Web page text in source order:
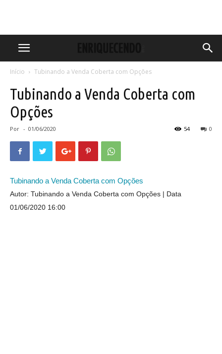
Início Tubinando a Venda Coberta com Opções
Tubinando a Venda Coberta com
Opções
Por - 01/06/2020 0
54
Tubinando a Venda Coberta com Opções
Autor: Tubinando a Venda Coberta com Opções
Data
01/06/2020 16:00